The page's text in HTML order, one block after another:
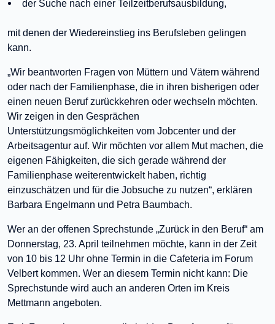
der Suche nach einer Teilzeitberufsausbildung,
mit denen der Wiedereinstieg ins Berufsleben gelingen
kann.
„Wir beantworten Fragen von Müttern und Vätern während
oder nach der Familienphase, die in ihren bisherigen oder
einen neuen Beruf zurückkehren oder wechseln möchten.
Wir zeigen in den Gesprächen
Unterstützungsmöglichkeiten vom Jobcenter und der
Arbeitsagentur auf. Wir möchten vor allem Mut machen, die
eigenen Fähigkeiten, die sich gerade während der
Familienphase weiterentwickelt haben, richtig
einzuschätzen und für die Jobsuche zu nutzen“, erklären
Barbara Engelmann und Petra Baumbach.
Wer an der offenen Sprechstunde „Zurück in den Beruf“ am
Donnerstag, 23. April teilnehmen möchte, kann in der Zeit
von 10 bis 12 Uhr ohne Termin in die Cafeteria im Forum
Velbert kommen. Wer an diesem Termin nicht kann: Die
Sprechstunde wird auch an anderen Orten im Kreis
Mettmann angeboten.